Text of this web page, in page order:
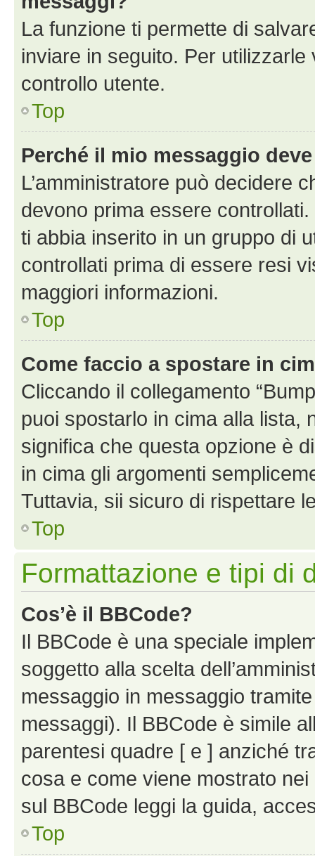
La funzione ti permette di
inviare in seguito. Per utilizzarle
controllo utente.
Top
Perché il mio messaggio
L’amministratore può decidere
devono prima essere
ti abbia inserito in un gruppo di
controllati prima di essere resi
maggiori informazioni.
Top
Come faccio a spostare in
Cliccando il collegamento
puoi spostarlo in cima alla lista,
significa che questa opzione è
in cima gli argomenti
Tuttavia, sii sicuro di rispettare
Top
Formattazione e tipi di
Cos’è il BBCode?
Il BBCode è una speciale
soggetto alla scelta
messaggio in messaggio
messaggi). Il BBCode è simile
parentesi quadre [ e ] anziché
cosa e come viene mostrato
sul BBCode leggi la guida,
Top